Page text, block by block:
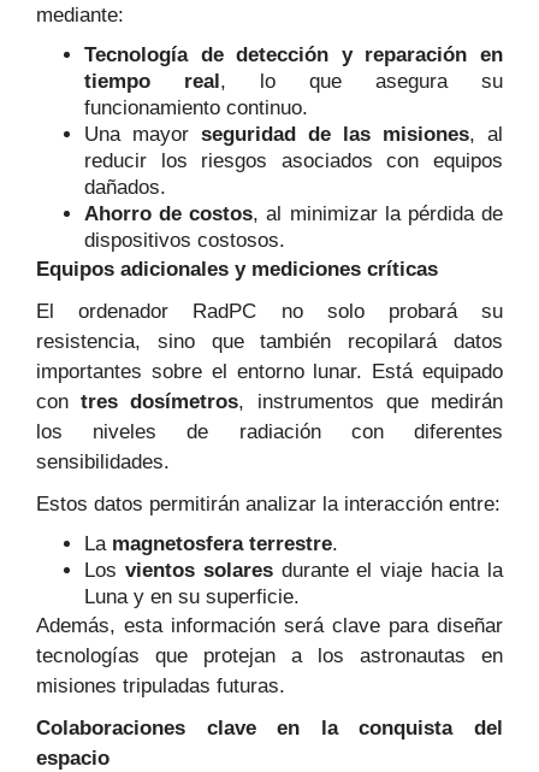
mediante:
Tecnología de detección y reparación en
tiempo real , lo que asegura su
funcionamiento continuo.
Una mayor seguridad de las misiones, al
reducir los riesgos asociados con equipos
dañados.
Ahorro de costos, al minimizar la pérdida de
dispositivos costosos.
Equipos adicionales y mediciones críticas
El ordenador RadPC no solo probará su
resistencia, sino que también recopilará datos
importantes sobre el entorno lunar. Está equipado
contres dosímetros, instrumentos que medirán
los niveles de radiación con diferentes
sensibilidades.
Estos datos permitirán analizar la interacción entre:
La magnetosfera terrestre.
Los vientos solaresdurante el viaje hacia la
Luna y en su superficie.
Además, esta información será clave para diseñar
tecnologías que protejan a los astronautas en
misiones tripuladas futuras.
Colaboraciones clave en la conquista del
espacio